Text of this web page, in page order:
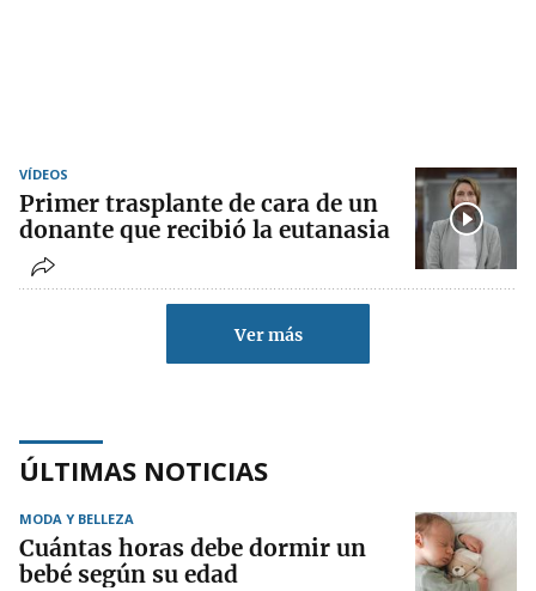
VÍDEOS
Primer trasplante de cara de un
donante que recibió la eutanasia
Ver más
ÚLTIMAS NOTICIAS
MODA Y BELLEZA
Cuántas horas debe dormir un
bebé según su edad